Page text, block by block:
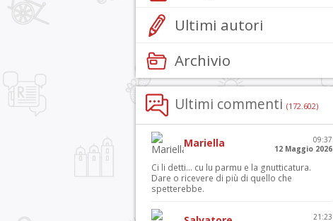
Ultimi autori
Archivio
Ultimi commenti (172.602)
Mariella
09:37
12 Maggio 2026
Ci li detti… cu lu parmu e la gnutticatura.
Dare o ricevere di più di quello che
spetterebbe.
21:23